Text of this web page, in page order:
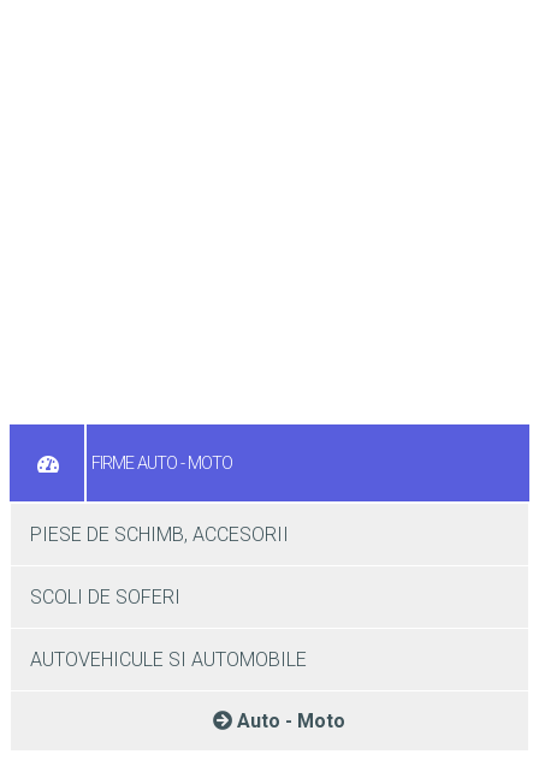
FIRME AUTO - MOTO
PIESE DE SCHIMB, ACCESORII
SCOLI DE SOFERI
AUTOVEHICULE SI AUTOMOBILE
Auto - Moto